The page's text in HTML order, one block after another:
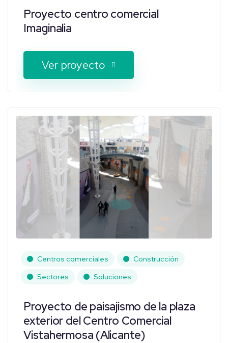
Proyecto centro comercial
Imaginalia
Ver proyecto
Centros comerciales
Construcción
Sectores
Soluciones
Proyecto de paisajismo de la plaza
exterior del Centro Comercial
Vistahermosa (Alicante)